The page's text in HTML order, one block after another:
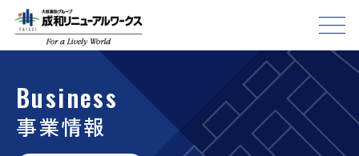
Business
事業情報